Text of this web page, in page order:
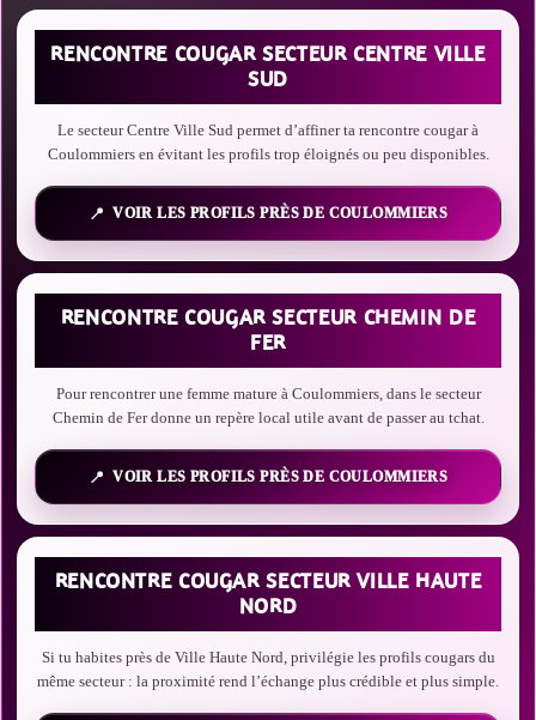
RENCONTRE COUGAR SECTEUR CENTRE VILLE
SUD
Le secteur Centre Ville Sud permet d’affiner ta rencontre cougar à
Coulommiers en évitant les profils trop éloignés ou peu disponibles.
VOIR LES PROFILS PRÈS DE COULOMMIERS
RENCONTRE COUGAR SECTEUR CHEMIN DE
FER
Pour rencontrer une femme mature à Coulommiers, dans le secteur
Chemin de Fer donne un repère local utile avant de passer au tchat.
VOIR LES PROFILS PRÈS DE COULOMMIERS
RENCONTRE COUGAR SECTEUR VILLE HAUTE
NORD
Si tu habites près de Ville Haute Nord, privilégie les profils cougars du
même secteur : la proximité rend l’échange plus crédible et plus simple.